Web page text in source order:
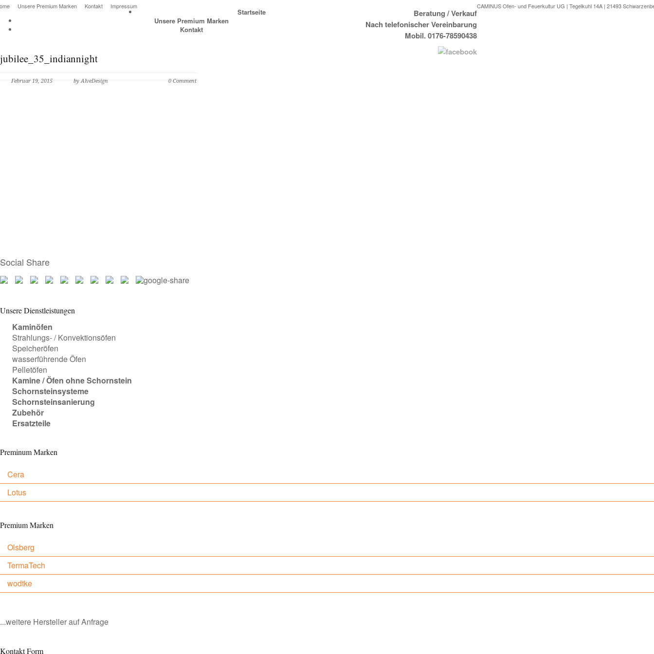
Unsere Premium Marken Kontakt Impressum CAMINUS Ofen- und Feuerkultur UG | Tegelkuhl 14A | 21493
Beratung / Verkauf
Nach telefonischer Vereinbarung
Mobil. 0176-78590438
Startseite
Unsere Premium Marken
Kontakt
jubilee_35_indiannight
Februar 19, 2015 by AlveDesign 0 Comment
Social Share
Unsere Dienstleistungen
Kaminöfen
Strahlungs- / Konvektionsöfen
Speicheröfen
wasserführende Öfen
Pelletöfen
Kamine / Öfen ohne Schornstein
Schornsteinsysteme
Schornsteinsanierung
Zubehör
Ersatzteile
Preminum Marken
Cera
Lotus
Premium Marken
Olsberg
TermaTech
wodtke
...weitere Hersteller auf Anfrage
Kontakt Form